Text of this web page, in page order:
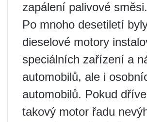
zapálení palivové směsi.
Po mnoho desetiletí
dieselové motory
speciálních zařízení a
automobilů, ale i
automobilů. Pokud
takový motor řadu